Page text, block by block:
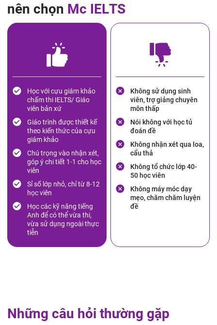
nên chọn Mc IELTS
Học với cựu giám khảo
chấm thi IELTS/ Giáo
viên bản xứ
Giáo trình được thiết kế
theo kiến thức của cựu
giám khảo
Chú trọng vào nhận xét,
góp ý chi tiết 1-1 cho học
viên
Sỉ số lớp nhỏ, chỉ từ 8-12
học viên
Học các kỹ năng tiếng
Anh để có thể vừa thi,
vừa sử dụng ngoài thực
tiễn
Không sử dụng sinh
viên, trợ giảng chuyên
môn thấp
Nói không với học tủ
đoán đề
Không nhận xét qua loa,
cẩu thả
Không tổ chức lớp 40-
50 học viên
Không máy móc dạy
mẹo, chăm chăm luyện
đề
Những câu hỏi thường gặp